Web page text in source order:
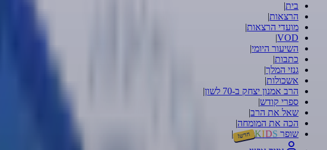
בית|
הרצאות|
מועדי הרצאות|
VOD
|
השיעור היומי|
כתבות|
גנזי המלך|
אשכולות|
הרב אמנון יצחק ב-70 לשון
|
ספרי קודש|
שאל את הרב|
הכה את המומחה|
שופר
KIDS חדש! |